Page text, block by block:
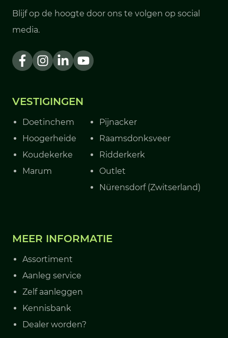
Blijf op de hoogte door ons te volgen op social
media.
VESTIGINGEN
Doetinchem
Hoogerheide
Koudekerke
Marum
Pijnacker
Raamsdonksveer
Ridderkerk
Outlet
Nürensdorf (Zwitserland)
MEER INFORMATIE
Assortiment
Aanleg service
Zelf aanleggen
Kennisbank
Dealer worden?